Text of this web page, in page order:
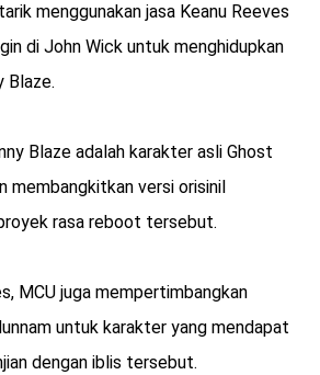
menggunakan jasa Keanu Reeves
di John Wick untuk menghidupkan
Blaze.
Blaze adalah karakter asli Ghost
membangkitkan versi orisinil
rasa reboot tersebut.
MCU juga mempertimbangkan
untuk karakter yang mendapat
dengan iblis tersebut.